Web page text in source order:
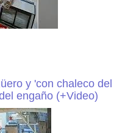
y 'con chaleco del
engaño (+Video)